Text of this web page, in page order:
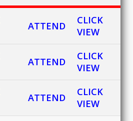
ATTEND
CLICK
VIEW
ATTEND
CLICK
VIEW
ATTEND
CLICK
VIEW